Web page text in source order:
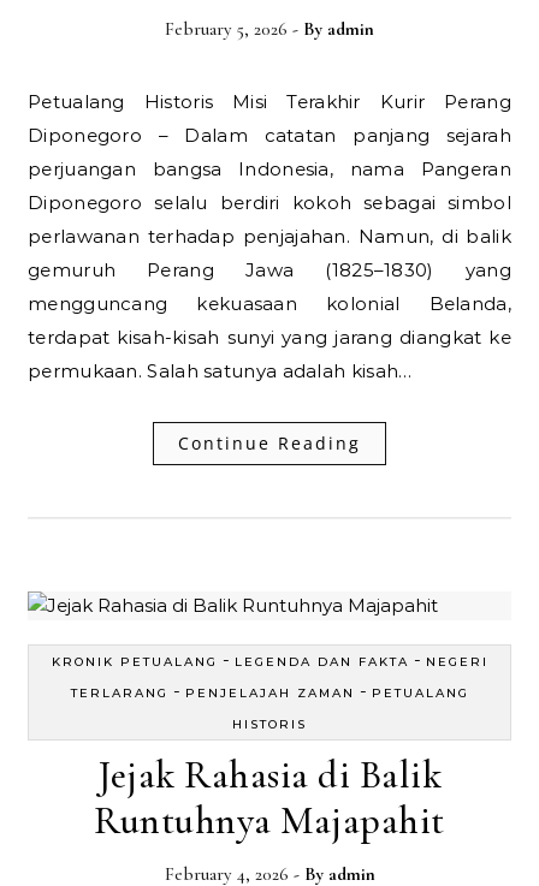
February 5, 2026 - By admin
Petualang Historis Misi Terakhir Kurir Perang
Diponegoro – Dalam catatan panjang sejarah
perjuangan bangsa Indonesia, nama Pangeran
Diponegoro selalu berdiri kokoh sebagai simbol
perlawanan terhadap penjajahan. Namun, di balik
gemuruh Perang Jawa (1825–1830) yang
mengguncang kekuasaan kolonial Belanda,
terdapat kisah-kisah sunyi yang jarang diangkat ke
permukaan. Salah satunya adalah kisah…
Continue Reading
KRONIK PETUALANG - LEGENDA DAN FAKTA - NEGERI
TERLARANG
- PENJELAJAH ZAMAN - PETUALANG
HISTORIS
Jejak Rahasia di Balik
Runtuhnya Majapahit
February 4, 2026 - By admin